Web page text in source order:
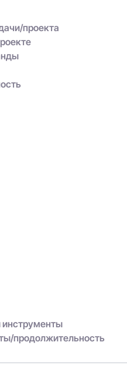
проекта
инструменты
продолжительность